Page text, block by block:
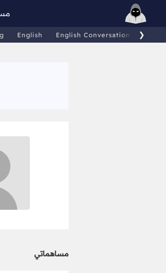
English English Conversations ❯
مساهماتي